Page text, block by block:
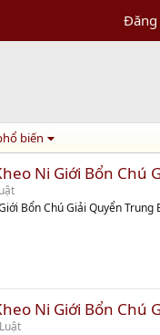
Đăng
biến
Ni Giới Bổn Chú
Bổn Chú Giải Quyển Trung
Ni Giới Bổn Chú
Luật